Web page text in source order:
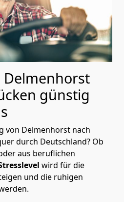
Delmenhorst
günstig
von Delmenhorst nach
durch Deutschland? Ob
aus beruflichen
wird für die
und die ruhigen